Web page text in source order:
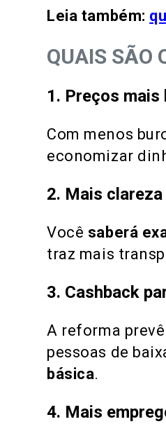
Leia também:
QUAIS SÃO
1. Preços mais
Com menos
economizar
2. Mais
Você saberá
traz mais
3. Cashback
A reforma
pessoas de
básica​.
4. Mais